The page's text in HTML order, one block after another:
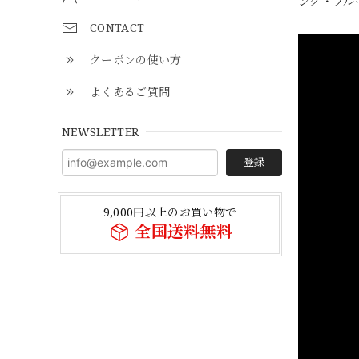
CONTACT
クーポンの使い方
よくあるご質問
NEWSLETTER
登録
9,000円以上のお買い物で
全国送料無料